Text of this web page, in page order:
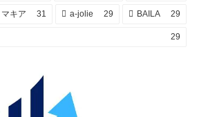
マキア 31 a-jolie 29 BAILA 29
29